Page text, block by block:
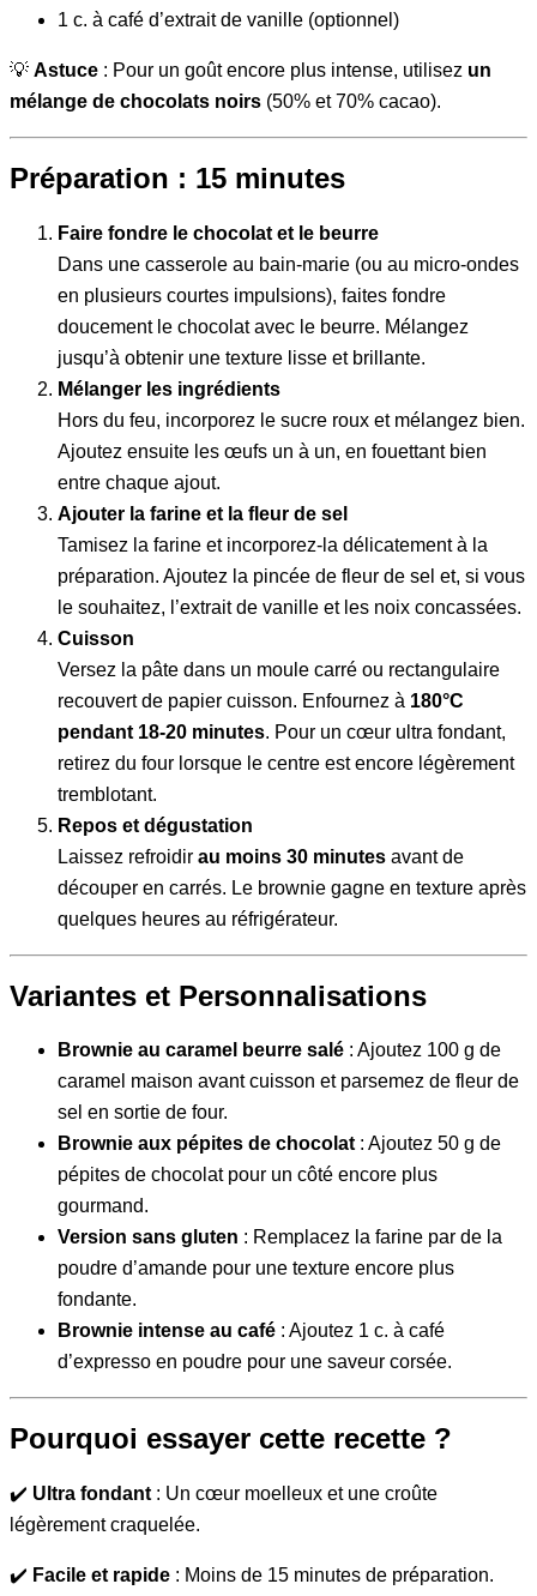
1 c. à café d’extrait de vanille (optionnel)
💡 Astuce : Pour un goût encore plus intense, utilisez un
mélange de chocolats noirs (50% et 70% cacao).
Préparation : 15 minutes
Faire fondre le chocolat et le beurre
Dans une casserole au bain-marie (ou au micro-ondes
en plusieurs courtes impulsions), faites fondre
doucement le chocolat avec le beurre. Mélangez
jusqu’à obtenir une texture lisse et brillante.
Mélanger les ingrédients
Hors du feu, incorporez le sucre roux et mélangez bien.
Ajoutez ensuite les œufs un à un, en fouettant bien
entre chaque ajout.
Ajouter la farine et la fleur de sel
Tamisez la farine et incorporez-la délicatement à la
préparation. Ajoutez la pincée de fleur de sel et, si vous
le souhaitez, l’extrait de vanille et les noix concassées.
Cuisson
Versez la pâte dans un moule carré ou rectangulaire
recouvert de papier cuisson. Enfournez à 180°C
pendant 18-20 minutes. Pour un cœur ultra fondant,
retirez du four lorsque le centre est encore légèrement
tremblotant.
Repos et dégustation
Laissez refroidir au moins 30 minutes avant de
découper en carrés. Le brownie gagne en texture après
quelques heures au réfrigérateur.
Variantes et Personnalisations
Brownie au caramel beurre salé : Ajoutez 100 g de
caramel maison avant cuisson et parsemez de fleur de
sel en sortie de four.
Brownie aux pépites de chocolat: Ajoutez 50 g de
pépites de chocolat pour un côté encore plus
gourmand.
Version sans gluten : Remplacez la farine par de la
poudre d’amande pour une texture encore plus
fondante.
Brownie intense au café : Ajoutez 1 c. à café
d’expresso en poudre pour une saveur corsée.
Pourquoi essayer cette recette ?
✔️ Ultra fondant : Un cœur moelleux et une croûte
légèrement craquelée.
✔️ Facile et rapide : Moins de 15 minutes de préparation.